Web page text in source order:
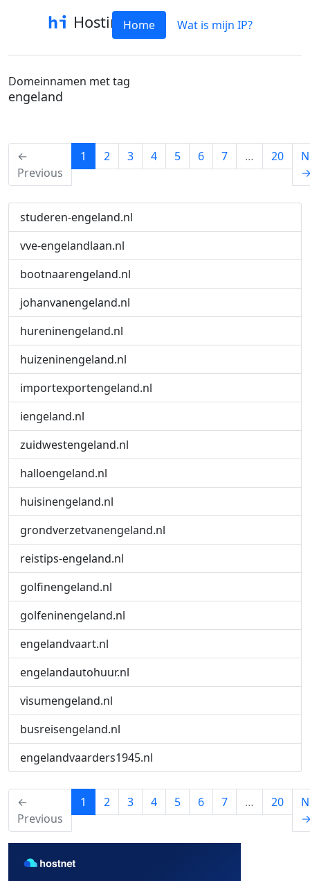
HostinfoHome Wat is mijn IP?
Domeinnamen met tag
engeland
←
Previous
1 (current)
2 3 4 5 6 7 … 20
studeren-engeland.nl
vve-engelandlaan.nl
bootnaarengeland.nl
johanvanengeland.nl
hureninengeland.nl
huizeninengeland.nl
importexportengeland.nl
iengeland.nl
zuidwestengeland.nl
halloengeland.nl
huisinengeland.nl
grondverzetvanengeland.nl
reistips-engeland.nl
golfinengeland.nl
golfeninengeland.nl
engelandvaart.nl
engelandautohuur.nl
visumengeland.nl
busreisengeland.nl
engelandvaarders1945.nl
←
Previous
1 (current)
2 3 4 5 6 7 … 20